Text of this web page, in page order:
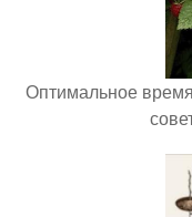
Оптимальное